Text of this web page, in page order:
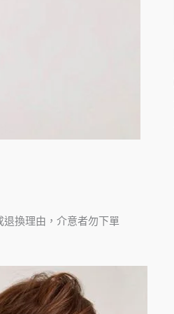
換理由，介意者勿下單